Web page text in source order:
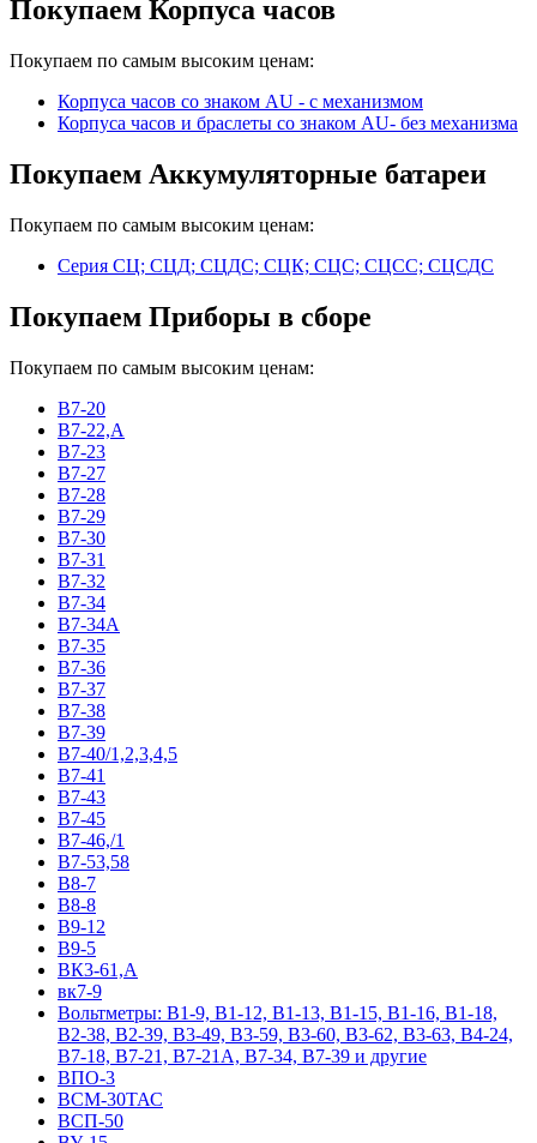
Покупаем Корпуса часов
Покупаем по самым высоким ценам:
Корпуса часов cо знаком AU - с механизмом
Корпуса часов и браслеты со знаком AU- без механизма
Покупаем Аккумуляторные батареи
Покупаем по самым высоким ценам:
Серия СЦ; СЦД; СЦДС; СЦК; СЦС; СЦСС; СЦСДС
Покупаем Приборы в сборе
Покупаем по самым высоким ценам:
В7-20
В7-22,А
В7-23
В7-27
В7-28
В7-29
В7-30
В7-31
В7-32
В7-34
В7-34А
В7-35
В7-36
В7-37
В7-38
В7-39
В7-40/1,2,3,4,5
В7-41
В7-43
В7-45
В7-46,/1
В7-53,58
В8-7
В8-8
В9-12
В9-5
ВК3-61,А
вк7-9
Вольтметры: В1-9, В1-12, В1-13, В1-15, В1-16, В1-18,
В2-38, В2-39, В3-49, В3-59, В3-60, В3-62, В3-63, В4-24,
В7-18, В7-21, В7-21А, В7-34, В7-39 и другие
ВПО-3
ВСМ-30ТАС
ВСП-50